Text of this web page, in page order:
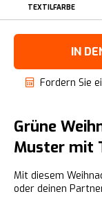
TEXTILFARBE
IN
Fordern Sie
Grüne
Muster mit
Mit diesem
oder deinen